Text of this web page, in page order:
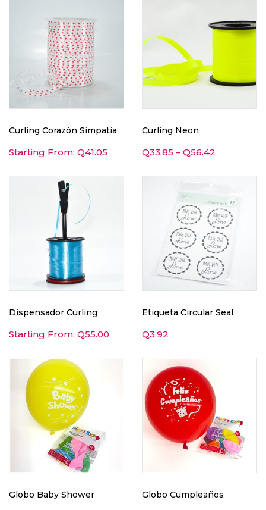
Curling Corazón Simpatia
Starting From: Q41.05
Curling Neon
Q33.85 – Q56.42
Dispensador Curling
Starting From: Q55.00
Etiqueta Circular Seal
Q3.92
Globo Baby Shower Globo Cumpleaños